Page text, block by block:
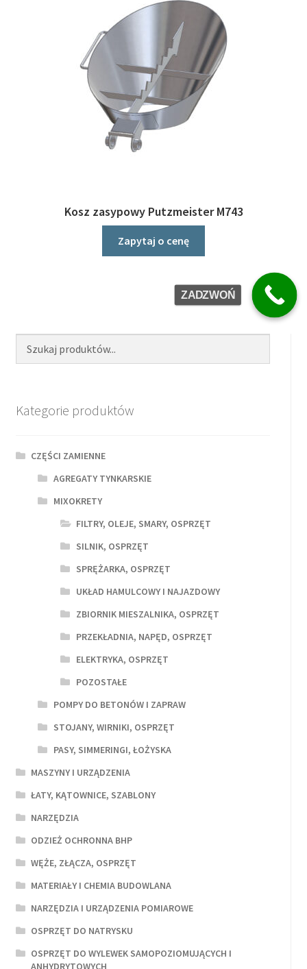
Kosz zasypowy Putzmeister M743
Zapytaj o cenę
Kategorie produktów
CZĘŚCI ZAMIENNE
AGREGATY TYNKARSKIE
MIXOKRETY
FILTRY, OLEJE, SMARY, OSPRZĘT
SILNIK, OSPRZĘT
SPRĘŻARKA, OSPRZĘT
UKŁAD HAMULCOWY I NAJAZDOWY
ZBIORNIK MIESZALNIKA, OSPRZĘT
PRZEKŁADNIA, NAPĘD, OSPRZĘT
ELEKTRYKA, OSPRZĘT
POZOSTAŁE
POMPY DO BETONÓW I ZAPRAW
STOJANY, WIRNIKI, OSPRZĘT
PASY, SIMMERINGI, ŁOŻYSKA
MASZYNY I URZĄDZENIA
ŁATY, KĄTOWNICE, SZABLONY
NARZĘDZIA
ODZIEŻ OCHRONNA BHP
WĘŻE, ZŁĄCZA, OSPRZĘT
MATERIAŁY I CHEMIA BUDOWLANA
NARZĘDZIA I URZĄDZENIA POMIAROWE
OSPRZĘT DO NATRYSKU
OSPRZĘT DO WYLEWEK SAMOPOZIOMUJĄCYCH I
ANHYDRYTOWYCH
ZADZWOŃ